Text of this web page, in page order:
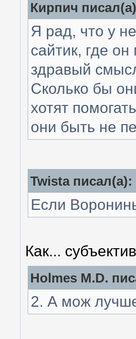
Кирпич
Я рад, что у
сайтик, где
здравый
Сколько бы
хотят
они быть не
Twista писал(а):
Если
Как...
Holmes M.D.
2. А мож